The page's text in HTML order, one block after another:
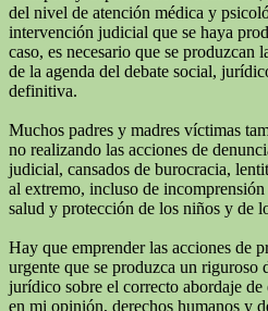
del nivel de atención médica y
intervención judicial que se haya
caso, es necesario que se produzcan
de la agenda del debate social,
definitiva.
Muchos padres y madres víctimas
no realizando las acciones de
judicial, cansados de burocracia,
al extremo, incluso de
salud y protección de los niños y de
Hay que emprender las acciones de
urgente que se produzca un
jurídico sobre el correcto abordaje de
en mi opinión, derechos humanos y